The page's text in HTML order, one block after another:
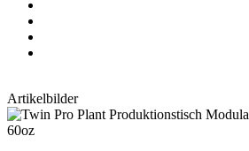
Artikelbilder